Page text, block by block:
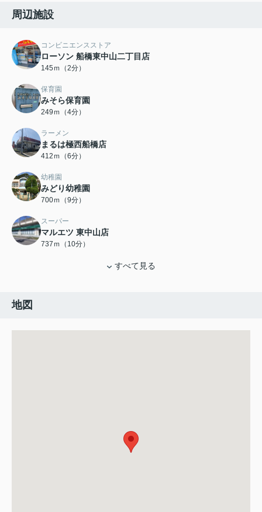
周辺施設
コンビニエンスストア
ローソン 船橋東中山二丁目店
145ｍ（2分）
保育園
みそら保育園
249ｍ（4分）
ラーメン
まるは極西船橋店
412ｍ（6分）
幼稚園
みどり幼稚園
700ｍ（9分）
スーパー
マルエツ 東中山店
737ｍ（10分）
すべて見る
地図